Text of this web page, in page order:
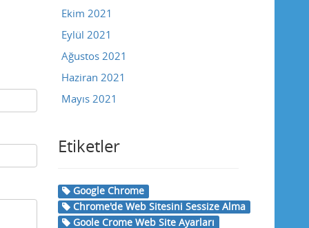
Ekim 2021
Eylül 2021
Ağustos 2021
Haziran 2021
Mayıs 2021
Etiketler
Google Chrome
Chrome'de Web Sitesini Sessize Alma
Goole Crome Web Site Ayarları